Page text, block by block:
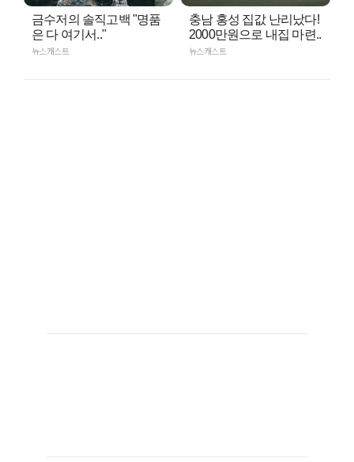
금수저의 솔직고백 "명품
은 다 여기서.."
뉴스캐스트
충남 홍성 집값 난리났다!
2000만원으로 내집 마련..
뉴스캐스트